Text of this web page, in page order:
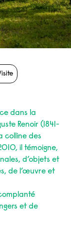
dans la
Renoir (1841-
colline des
il témoigne,
d’objets et
de l’œuvre et
et de